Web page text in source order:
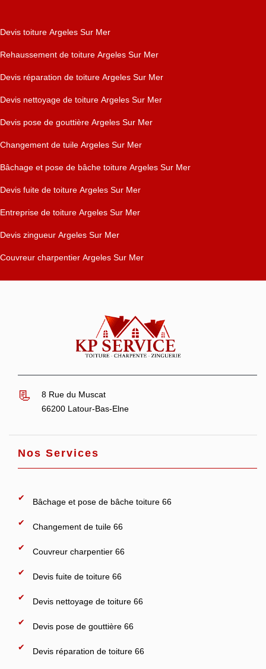
Devis toiture Argeles Sur Mer
Rehaussement de toiture Argeles Sur Mer
Devis réparation de toiture Argeles Sur Mer
Devis nettoyage de toiture Argeles Sur Mer
Devis pose de gouttière Argeles Sur Mer
Changement de tuile Argeles Sur Mer
Bâchage et pose de bâche toiture Argeles Sur Mer
Devis fuite de toiture Argeles Sur Mer
Entreprise de toiture Argeles Sur Mer
Devis zingueur Argeles Sur Mer
Couvreur charpentier Argeles Sur Mer
8 Rue du Muscat
66200 Latour-Bas-Elne
Nos Services
Bâchage et pose de bâche toiture 66
Changement de tuile 66
Couvreur charpentier 66
Devis fuite de toiture 66
Devis nettoyage de toiture 66
Devis pose de gouttière 66
Devis réparation de toiture 66